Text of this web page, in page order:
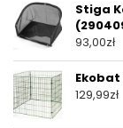
Stiga
93,00zł
129,99zł